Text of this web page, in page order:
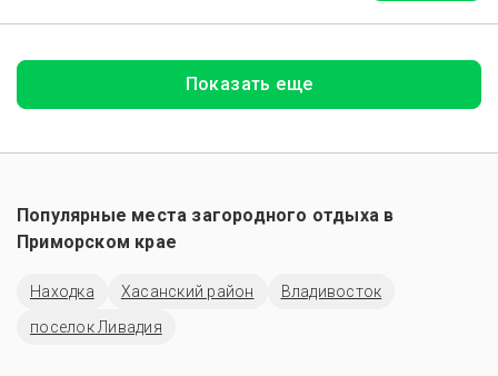
Показать еще
Популярные места загородного отдыха в
Приморском крае
Находка Хасанский район
Владивосток
поселок Ливадия